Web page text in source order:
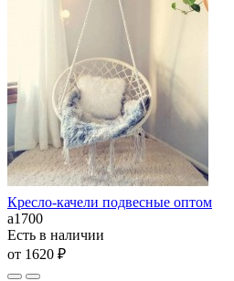
Кресло-качели подвесные оптом
а1700
Есть в наличии
от 1620 ₽